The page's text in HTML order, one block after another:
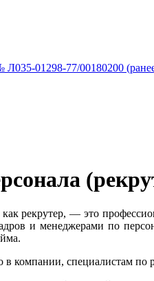
Л035-01298-77/00180200
рекрутер, — это
и менеджерами по
компании, специалистам по